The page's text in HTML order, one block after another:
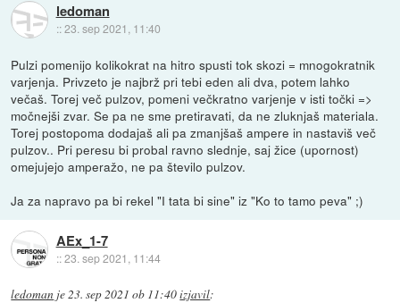
ledoman
::23. sep 2021, 11:40
Pulzi pomenijo kolikokrat na hitro spusti tok skozi = mnogokratnik
varjenja. Privzeto je najbrž pri tebi eden ali dva, potem lahko
večaš. Torej več pulzov, pomeni večkratno varjenje v isti točki =>
močnejši zvar. Se pa ne sme pretiravati, da ne zluknjaš materiala.
Torej postopoma dodajaš ali pa zmanjšaš ampere in nastaviš več
pulzov.. Pri peresu bi probal ravno slednje, saj žice (upornost)
omejujejo amperažo, ne pa število pulzov.
Ja za napravo pa bi rekel "I tata bi sine" iz "Ko to tamo peva" ;)
AEx_1-7
::23. sep 2021, 11:44
ledoman je23. sep 2021 ob 11:40izjavil: